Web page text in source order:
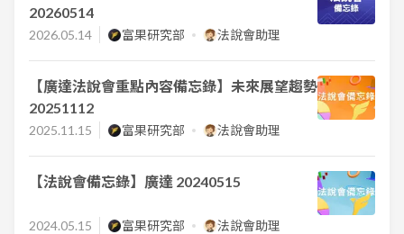
20260514
2026.05.14 富果研究部 法說會助理
【廣達法說會重點內容備忘錄】未來展望趨勢
20251112
2025.11.15 富果研究部 法說會助理
【法說會備忘錄】廣達 20240515
2024.05.15 富果研究部 法說會助理